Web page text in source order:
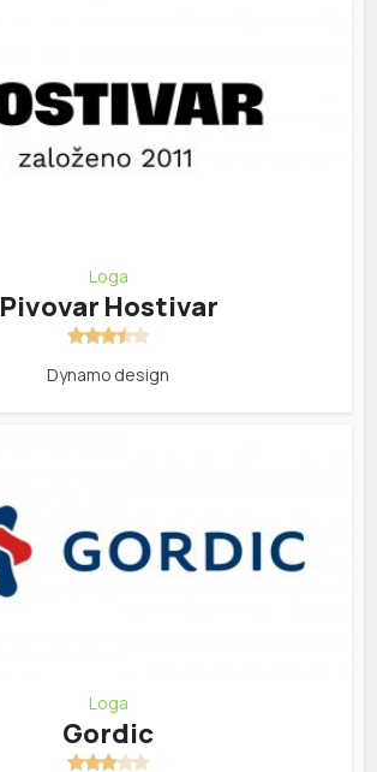
Loga
Pivovar Hostivar
Dynamo design
Loga
Gordic